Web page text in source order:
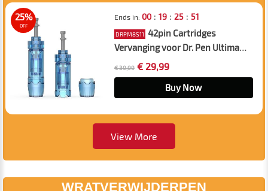
25%
OFF
Ends in: 00: 19: 25: 50
DRPM8S11
42pin Cartridges
Vervanging voor Dr. Pen Ultima
M8s/A11 Microneedling Pen, 10st
Pack
€ 39,99 € 29,99
Buy Now
View More
WRATVERWIJDERPEN